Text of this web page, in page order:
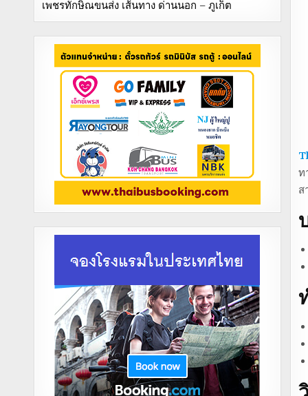
ท
ส
เพชรทักษิณขนส่ง เส้นทาง ด่านนอก – ภูเก็ต